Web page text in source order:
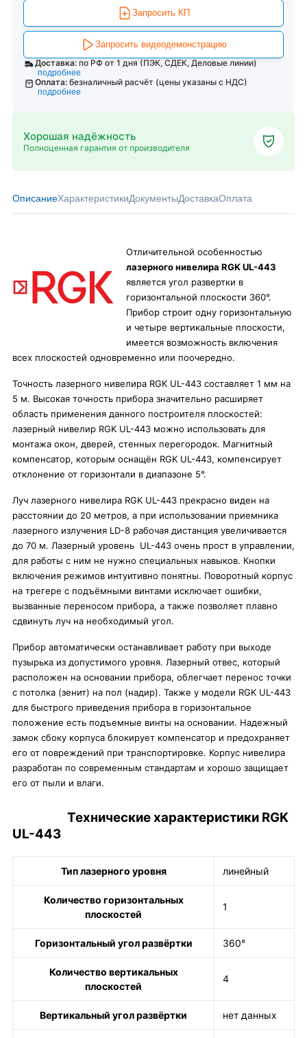
Запросить КП
Запросить видеодемонстрацию
Доставка: по РФ от 1 дня (ПЭК, СДЕК, Деловые линии)
подробнее
Оплата: безналичный расчёт (цены указаны с НДС)
подробнее
Хорошая надёжность
Полноценная гарантия от производителя
ОписаниеХарактеристикиДокументыДоставкаОплата
Отличительной особенностью
лазерного нивелира RGK UL-443
является угол развертки в
горизонтальной плоскости 360°.
Прибор строит одну горизонтальную
и четыре вертикальные плоскости,
имеется возможность включения
всех плоскостей одновременно или поочередно.
Точность лазерного нивелира RGK UL-443 составляет 1 мм на
5 м. Высокая точность прибора значительно расширяет
область применения данного построителя плоскостей:
лазерный нивелир RGK UL-443 можно использовать для
монтажа окон, дверей, стенных перегородок. Магнитный
компенсатор, которым оснащён RGK UL-443, компенсирует
отклонение от горизонтали в диапазоне 5°.
Луч лазерного нивелира RGK UL-443 прекрасно виден на
расстоянии до 20 метров, а при использовании приемника
лазерного излучения LD-8 рабочая дистанция увеличивается
до 70 м. Лазерный уровень UL-443 очень прост в управлении,
для работы с ним не нужно специальных навыков. Кнопки
включения режимов интуитивно понятны. Поворотный корпус
на трегере с подъёмными винтами исключает ошибки,
вызванные переносом прибора, а также позволяет плавно
сдвинуть луч на необходимый угол.
Прибор автоматически останавливает работу при выходе
пузырька из допустимого уровня. Лазерный отвес, который
расположен на основании прибора, облегчает перенос точки
с потолка (зенит) на пол (надир). Также у модели RGK UL-443
для быстрого приведения прибора в горизонтальное
положение есть подъемные винты на основании. Надежный
замок сбоку корпуса блокирует компенсатор и предохраняет
его от повреждений при транспортировке. Корпус нивелира
разработан по современным стандартам и хорошо защищает
его от пыли и влаги.
Технические характеристики RGK
UL-443
Тип лазерного уровня линейный
Количество горизонтальных
плоскостей
1
Горизонтальный угол развёртки 360°
Количество вертикальных
плоскостей
4
Вертикальный угол развёртки нет данных